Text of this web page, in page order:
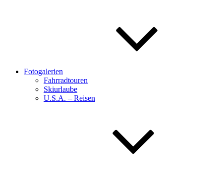
Fotogalerien
Fahrradtouren
Skiurlaube
U.S.A. – Reisen